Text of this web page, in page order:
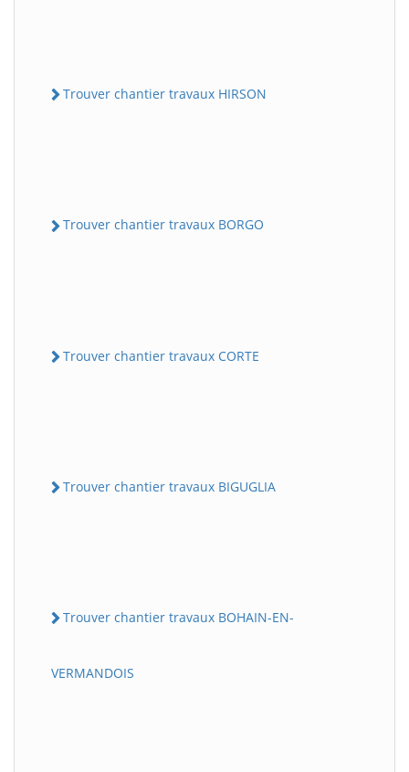
Trouver chantier travaux HIRSON
Trouver chantier travaux BORGO
Trouver chantier travaux CORTE
Trouver chantier travaux BIGUGLIA
Trouver chantier travaux BOHAIN-EN-
VERMANDOIS